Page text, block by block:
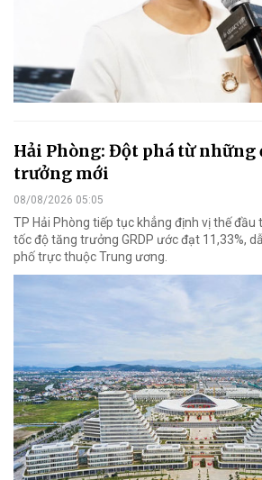
Hải Phòng: Đột phá từ những
trưởng mới
08/08/2026 05:05
TP Hải Phòng tiếp tục khẳng định vị thế đầu
tốc độ tăng trưởng GRDP ước đạt 11,33%,
phố trực thuộc Trung ương.